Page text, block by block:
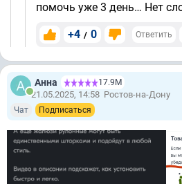
помочь уже 3 день… Нет
+4 / 0 Ответить
Анна 17.9М
21.05.2025, 14:58 Ростов-на-Дону
Чат Подписаться